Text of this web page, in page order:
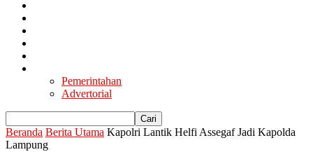
Pemerintahan
Advertorial
Beranda Berita Utama Kapolri Lantik Helfi Assegaf Jadi Kapolda
Lampung